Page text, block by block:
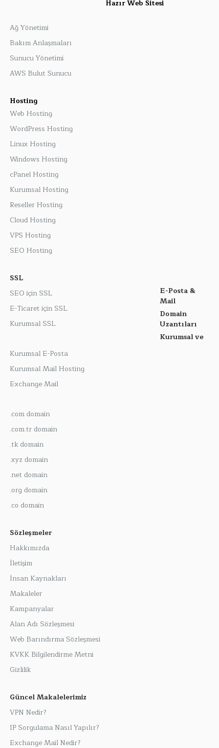
Ağ Yönetimi
Bakım Anlaşmaları
Sunucu Yönetimi
AWS Bulut Sunucu
Hazır Web Sitesi
Hosting
Web Hosting
WordPress Hosting
Linux Hosting
Windows Hosting
cPanel Hosting
Kurumsal Hosting
Reseller Hosting
Cloud Hosting
VPS Hosting
SEO Hosting
SSL
SEO için SSL
E-Ticaret için SSL
Kurumsal SSL
E-Posta &
Mail
Kurumsal E-Posta
Kurumsal Mail Hosting
Exchange Mail
Domain
Uzantıları
.com domain
.com.tr domain
.tk domain
.xyz domain
.net domain
.org domain
.co domain
Kurumsal ve
Sözleşmeler
Hakkımızda
İletişim
İnsan Kaynakları
Makaleler
Kampanyalar
Alan Adı Sözleşmesi
Web Barındırma Sözleşmesi
KVKK Bilgilendirme Metni
Gizlilik
Güncel Makalelerimiz
VPN Nedir?
IP Sorgulama Nasıl Yapılır?
Exchange Mail Nedir?